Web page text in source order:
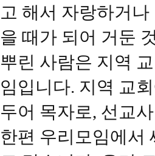
고 해서 자랑하거
을 때가 되어 거둔
뿌린 사람은 지역
임입니다. 지역 교
두어 목자로, 선교
한편 우리모임에서